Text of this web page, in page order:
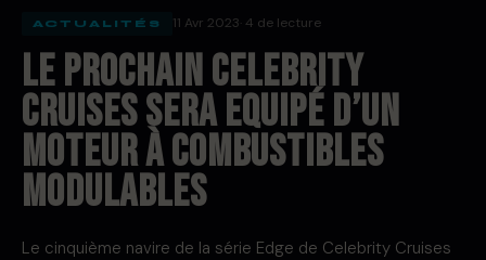
ACTUALITÉS 11 Avr 2023 · 4 de lecture
LE PROCHAIN CELEBRITY
CRUISES SERA EQUIPÉ D’UN
MOTEUR À COMBUSTIBLES
MODULABLES
Le cinquième navire de la série Edge de Celebrity Cruises